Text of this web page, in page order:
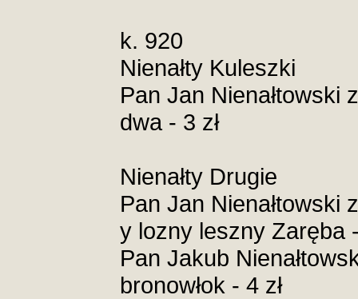
k. 920
Nienałty Kuleszki
Pan Jan Nienałtowski
dwa - 3 zł
Nienałty Drugie
Pan Jan Nienałtowski
y lozny leszny Zaręba
Pan Jakub
bronowłok - 4 zł